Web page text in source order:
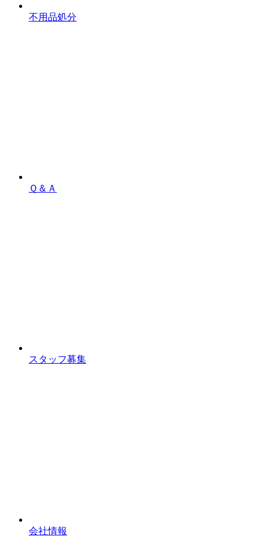
不用品処分
Ｑ＆Ａ
スタッフ募集
会社情報